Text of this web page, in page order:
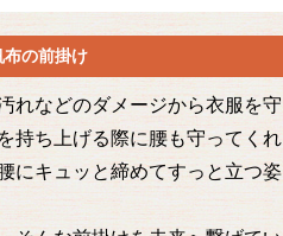
布の前掛け
れなどのダメージから衣服を守
持ち上げる際に腰も守ってくれ
にキュッと締めてすっと立つ姿